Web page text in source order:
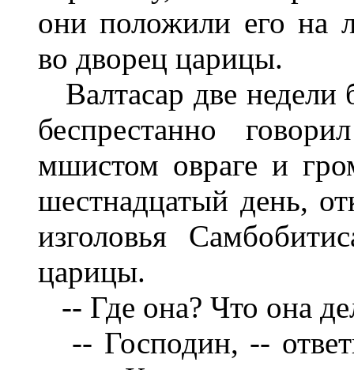
они положили его на
во дворец царицы.
Валтасар две недели
беспрестанно
мшистом овраге и
шестнадцатый день,
изголовья
царицы.
-- Где она? Что она
-- Господин, --